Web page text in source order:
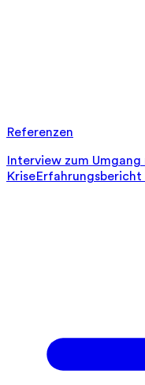
Referenzen
Interview zum
KriseErfahrungsbericht